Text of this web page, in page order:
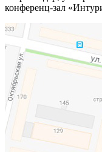
конференц-зал